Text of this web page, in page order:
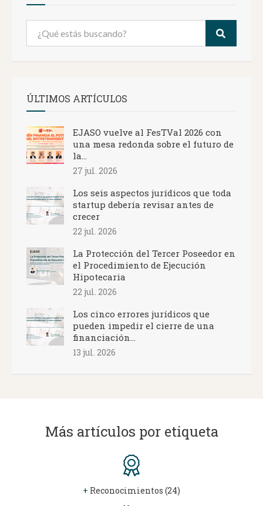
ÚLTIMOS ARTÍCULOS
EJASO vuelve al FesTVal 2026 con
una mesa redonda sobre el futuro de
la...
27 jul. 2026
Los seis aspectos jurídicos que toda
startup debería revisar antes de
crecer
22 jul. 2026
La Protección del Tercer Poseedor en
el Procedimiento de Ejecución
Hipotecaria
22 jul. 2026
Los cinco errores jurídicos que
pueden impedir el cierre de una
financiación...
13 jul. 2026
Más artículos por etiqueta
+ Reconocimientos (24)